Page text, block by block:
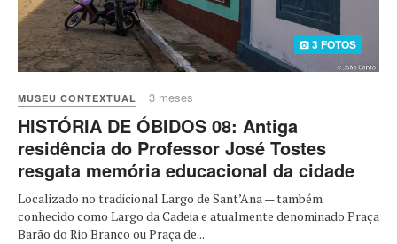
3 FOTOS
MUSEU CONTEXTUAL 3 meses
HISTÓRIA DE ÓBIDOS 08: Antiga
residência do Professor José Tostes
resgata memória educacional da cidade
Localizado no tradicional Largo de Sant’Ana — também
conhecido como Largo da Cadeia e atualmente denominado Praça
Barão do Rio Branco ou Praça de...